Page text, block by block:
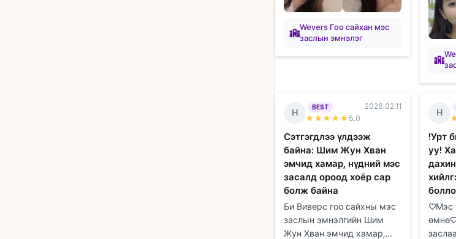
Wevers Гоо сайхан мэс
заслын эмнэлэг
Шим
Н
BEST
★★★★★ 5.0
2026.02.11
Сэтгэгдлээ үлдээж
байна: Шим Жун Хван
эмчид хамар, нүдний мэс
засалд ороод хоёр сар
болж байна
Би Виверс гоо сайхны мэс
заслын эмнэлгийн Шим
Жун Хван эмчид хамар,
Н
!Урт
уу!
♡Мэс